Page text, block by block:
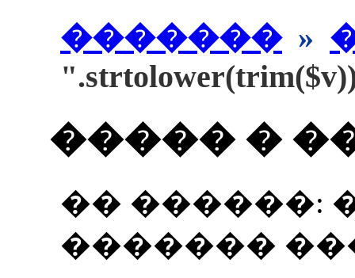
������� »
����� �
�� ������:
�������